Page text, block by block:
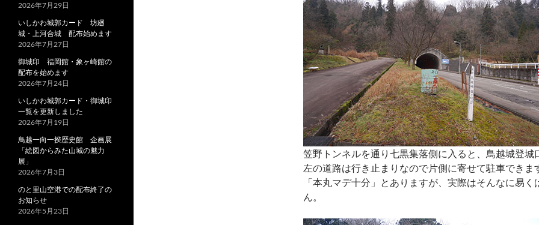
笠野トンネルを通り七黒集落側に入ると、鳥越城登城
左の道路は行き止まりなので片側に寄せて駐車できま
「本丸マデ十分」とありますが、実際はそんなに易く
ん。
2026年7月29日
いしかわ城郭カード 坊廻
城・上河合城 配布始めます
2026年7月27日
御城印 福岡館・象ヶ崎館の
配布を始めます
2026年7月24日
いしかわ城郭カード・御城印
一覧を更新しました
2026年7月19日
鳥越一向一揆歴史館 企画展
「絵図からみた山城の魅力
展」
2026年7月3日
のと里山空港での配布終了の
お知らせ
2026年5月23日